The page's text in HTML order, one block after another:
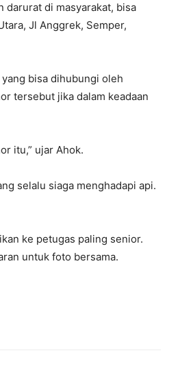
darurat di masyarakat, bisa
Jl Anggrek, Semper,
bisa dihubungi oleh
tersebut jika dalam keadaan
itu,” ujar Ahok.
selalu siaga menghadapi api.
ke petugas paling senior.
untuk foto bersama.